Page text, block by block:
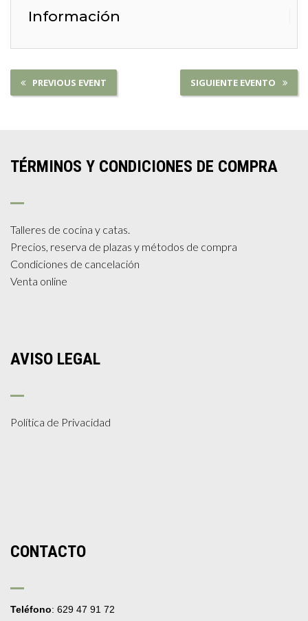
Información
PREVIOUS EVENT SIGUIENTE EVENTO
TÉRMINOS Y CONDICIONES DE COMPRA
Talleres de cocina y catas.
Precios, reserva de plazas y métodos de compra
Condiciones de cancelación
Venta online
AVISO LEGAL
Política de Privacidad
CONTACTO
Teléfono: 629 47 91 72